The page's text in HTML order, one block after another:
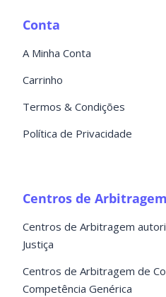
Conta
A Minha Conta
Carrinho
Termos & Condições
Política de Privacidade
Centros de Arbitragem
Centros de Arbitragem
Justiça
Centros de Arbitragem de
Competência Genérica